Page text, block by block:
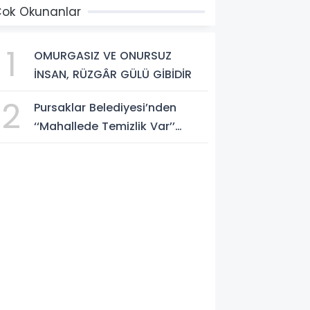
Casusluğu
yayımlandı.
Okunanlar
1
OMURGASIZ VE ONURSUZ
İNSAN, RÜZGÂR GÜLÜ GİBİDİR
2
Pursaklar Belediyesi’nden
‘‘Mahallede Temizlik Var’’